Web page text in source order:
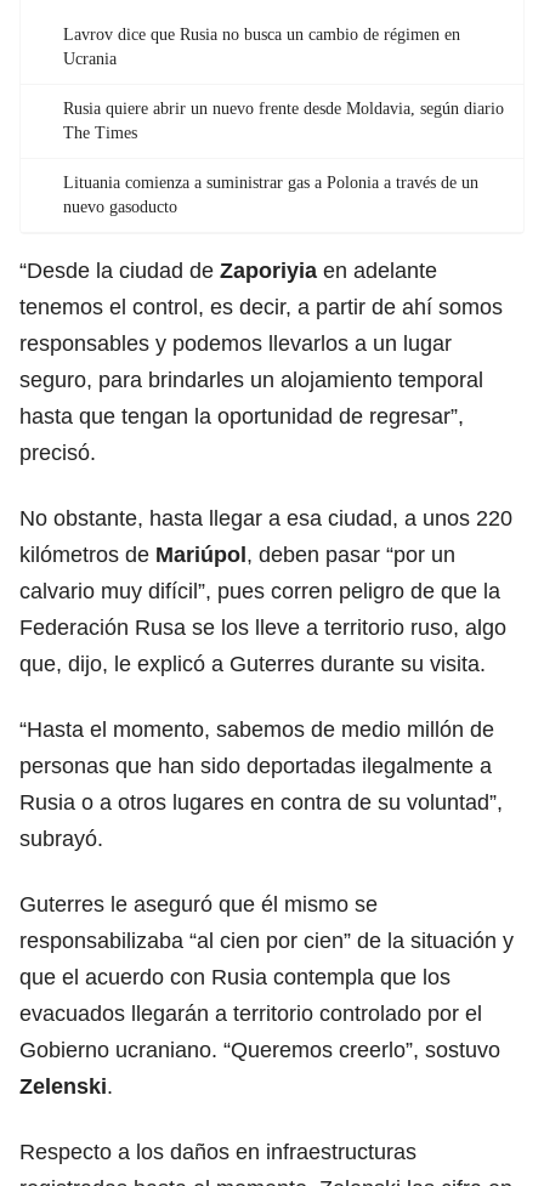
Lavrov dice que Rusia no busca un cambio de régimen en
Ucrania
Rusia quiere abrir un nuevo frente desde Moldavia, según diario
The Times
Lituania comienza a suministrar gas a Polonia a través de un
nuevo gasoducto
“Desde la ciudad de Zaporiyia en adelante
tenemos el control, es decir, a partir de ahí somos
responsables y podemos llevarlos a un lugar
seguro, para brindarles un alojamiento temporal
hasta que tengan la oportunidad de regresar”,
precisó.
No obstante, hasta llegar a esa ciudad, a unos 220
kilómetros de Mariúpol, deben pasar “por un
calvario muy difícil”, pues corren peligro de que la
Federación Rusa se los lleve a territorio ruso, algo
que, dijo, le explicó a Guterres durante su visita.
“Hasta el momento, sabemos de medio millón de
personas que han sido deportadas ilegalmente a
Rusia o a otros lugares en contra de su voluntad”,
subrayó.
Guterres le aseguró que él mismo se
responsabilizaba “al cien por cien” de la situación y
que el acuerdo con Rusia contempla que los
evacuados llegarán a territorio controlado por el
Gobierno ucraniano. “Queremos creerlo”, sostuvo
Zelenski.
Respecto a los daños en infraestructuras